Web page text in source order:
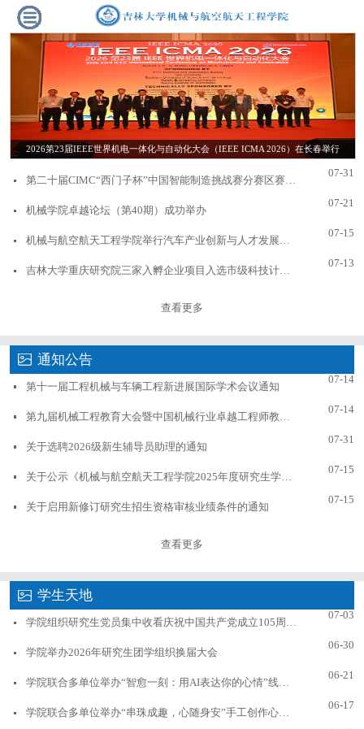
2026第23届IEEE世界机电一体化与自动化大会（IEEE ICMA 2026）在长春举行
第二十届CIMC“西门子杯”中国智能制造挑战赛分赛区赛事顺利举办
07-31
机械学院卓越论坛（第40期）成功举办
07-21
机械与航空航天工程学院举行汽车产业创新与人才发展大会分论坛
07-15
吉林大学重庆研究院三家入孵企业项目入选市级科技计划专项
07-13
查看更多
通知公告
第十一届工程机械与车辆工程新进展国际学术会议通知
07-14
07-14
关于选聘2026级新生辅导员助理的通知
07-31
07-15
关于启用新修订研究生招生资格审核业绩条件的通知
07-15
查看更多
学生天地
学院组织研究生党员集中收看庆祝中国共产党成立105周年大会
07-03
学院举办2026年研究生团学组织换届大会
06-30
学院联合多单位举办“智愈一刻：用AI表达你的心情”线上作品征集活动
06-21
学院联合多单位举办“串珠成趣，心随身安”手工创作心理健康主题活动
06-17